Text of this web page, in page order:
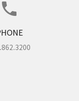
대한 책임은 회원에게 있습니